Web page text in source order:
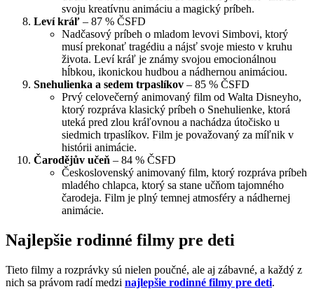
svoju kreatívnu animáciu a magický príbeh.
Leví kráľ – 87 % ČSFD
Nadčasový príbeh o mladom levovi Simbovi, ktorý
musí prekonať tragédiu a nájsť svoje miesto v kruhu
života. Leví kráľ je známy svojou emocionálnou
hĺbkou, ikonickou hudbou a nádhernou animáciou.
Snehulienka a sedem trpaslíkov – 85 % ČSFD
Prvý celovečerný animovaný film od Walta Disneyho,
ktorý rozpráva klasický príbeh o Snehulienke, ktorá
uteká pred zlou kráľovnou a nachádza útočisko u
siedmich trpaslíkov. Film je považovaný za míľnik v
histórii animácie.
Čarodějův učeň – 84 % ČSFD
Československý animovaný film, ktorý rozpráva príbeh
mladého chlapca, ktorý sa stane učňom tajomného
čarodeja. Film je plný temnej atmosféry a nádhernej
animácie.
Najlepšie rodinné filmy pre deti
Tieto filmy a rozprávky sú nielen poučné, ale aj zábavné, a každý z
nich sa právom radí medzi najlepšie rodinné filmy pre deti.